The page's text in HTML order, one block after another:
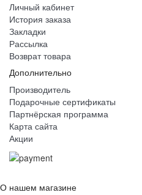
Личный кабинет
История заказа
Закладки
Рассылка
Возврат товара
Дополнительно
Производитель
Подарочные сертификаты
Партнёрская программа
Карта сайта
Акции
О нашем магазине